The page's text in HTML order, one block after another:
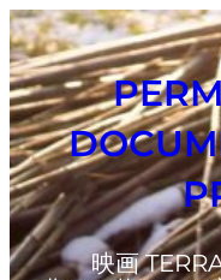
映画